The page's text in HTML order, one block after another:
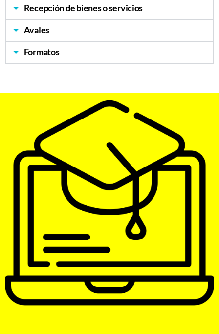
Recepción de bienes o servicios
Avales
Formatos